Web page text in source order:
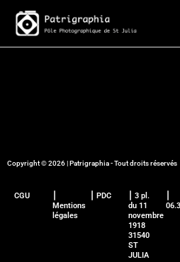
contenu
Copyright © 2026 | Patrigraphia - Tout droits réservés
CGU
Mentions
légales
⎮ PDC
⎮ 3 pl.
du 11
novembre
1918
31540
ST
JULIA